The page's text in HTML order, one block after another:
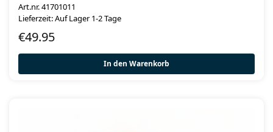
Art.nr. 41701011
Lieferzeit: Auf Lager 1-2 Tage
€49.95
In den Warenkorb